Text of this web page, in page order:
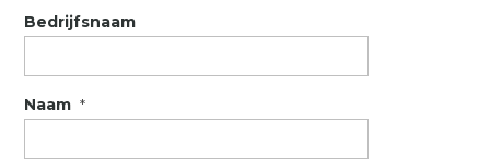
Bedrijfsnaam
Naam *